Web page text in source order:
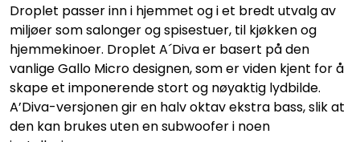
Droplet passer inn i hjemmet og i et bredt utvalg av
miljøer som salonger og spisestuer, til kjøkken og
hjemmekinoer. Droplet A´Diva er basert på den
vanlige Gallo Micro designen, som er viden kjent for å
skape et imponerende stort og nøyaktig lydbilde.
A’Diva-versjonen gir en halv oktav ekstra bass, slik at
den kan brukes uten en subwoofer i noen